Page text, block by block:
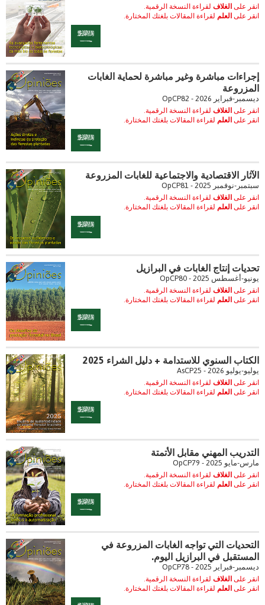
انقر على الغلاف لقراءة النسخة الرقمية.
انقر على العلم لقراءة المقالات بلغتك المختارة.
إجراءات مباشرة وغير مباشرة لحماية الغابات
المزروعة
ديسمبر-فبراير 2026 - OpCP82
انقر على الغلاف لقراءة النسخة الرقمية.
انقر على العلم لقراءة المقالات بلغتك المختارة.
الآثار الاقتصادية والاجتماعية للغابات المزروعة
سبتمبر-نوفمبر 2025 - OpCP81
انقر على الغلاف لقراءة النسخة الرقمية.
انقر على العلم لقراءة المقالات بلغتك المختارة.
تحديات إنتاج الغابات في البرازيل
يونيو-أغسطس 2025 - OpCP80
انقر على الغلاف لقراءة النسخة الرقمية.
انقر على العلم لقراءة المقالات بلغتك المختارة.
الكتاب السنوي للاستدامة + دليل الشراء 2025
يوليو-يوليو 2026 - AsCP25
انقر على الغلاف لقراءة النسخة الرقمية.
انقر على العلم لقراءة المقالات بلغتك المختارة.
التدريب المهني مقابل الأتمتة
مارس-مايو 2025 - OpCP79
انقر على الغلاف لقراءة النسخة الرقمية.
انقر على العلم لقراءة المقالات بلغتك المختارة.
التحديات التي تواجه الغابات المزروعة في
المستقبل في البرازيل اليوم.
ديسمبر-فبراير 2025 - OpCP78
انقر على الغلاف لقراءة النسخة الرقمية.
انقر على العلم لقراءة المقالات بلغتك المختارة.